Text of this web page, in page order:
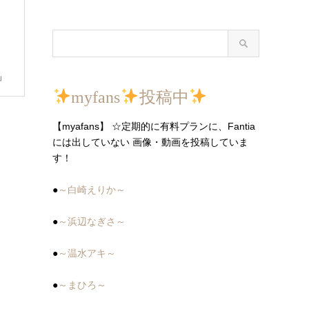
myfans 投稿中
【myafans】 ☆定期的に有料プランに、Fantia
には出していない 画像・動画を投稿していま
す！
●～白崎えりか～
●～浜辺なぎさ～
●～温水アキ～
●～まひろ～